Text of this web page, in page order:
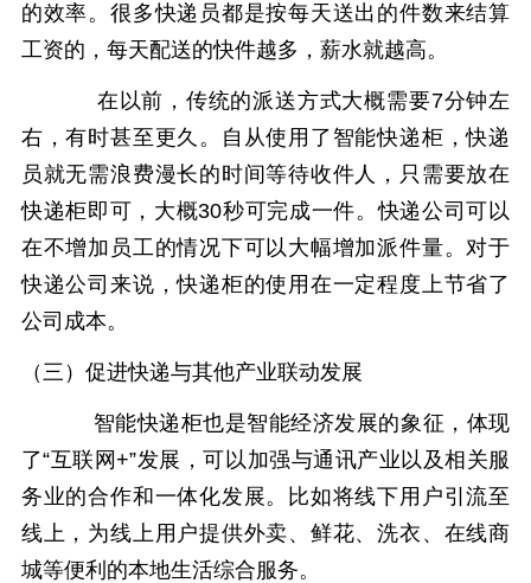
的效率。很多快递员都是按每天送出的件数来结算
工资的，每天配送的快件越多，薪水就越高。
在以前，传统的派送方式大概需要7分钟左
右，有时甚至更久。自从使用了智能快递柜，快递
员就无需浪费漫长的时间等待收件人，只需要放在
快递柜即可，大概30秒可完成一件。快递公司可以
在不增加员工的情况下可以大幅增加派件量。对于
快递公司来说，快递柜的使用在一定程度上节省了
公司成本。
（三）促进快递与其他产业联动发展
智能快递柜也是智能经济发展的象征，体现
了“互联网+”发展，可以加强与通讯产业以及相关服
务业的合作和一体化发展。比如将线下用户引流至
线上，为线上用户提供外卖、鲜花、洗衣、在线商
城等便利的本地生活综合服务。